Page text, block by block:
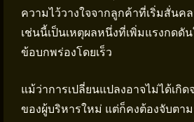
ความไว้วางใจจากลูกค้าที่เริ่มสั่นค
เช่นนี้เป็นเหตุผลหนึ่งที่เพิ่มแรงกดดั
ข้อบกพร่องโดยเร็ว
แม้ว่าการเปลี่ยนแปลงอาจไม่ได้เกิ
ของผู้บริหารใหม่ แต่ก็คงต้องจับตา